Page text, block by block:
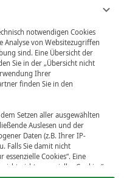
notwendigen Cookies
Analyse von Websitezugriffen
sind. Eine Übersicht der
Sie in der „Übersicht nicht
Ihrer
finden Sie in den
Setzen aller ausgewählten
Auslesen und der
Daten (z.B. Ihrer IP-
Falls Sie damit nicht
Cookies“. Eine
nicht essenzieller Cookies“
Suchen
ZIMMER ANSEHEN?